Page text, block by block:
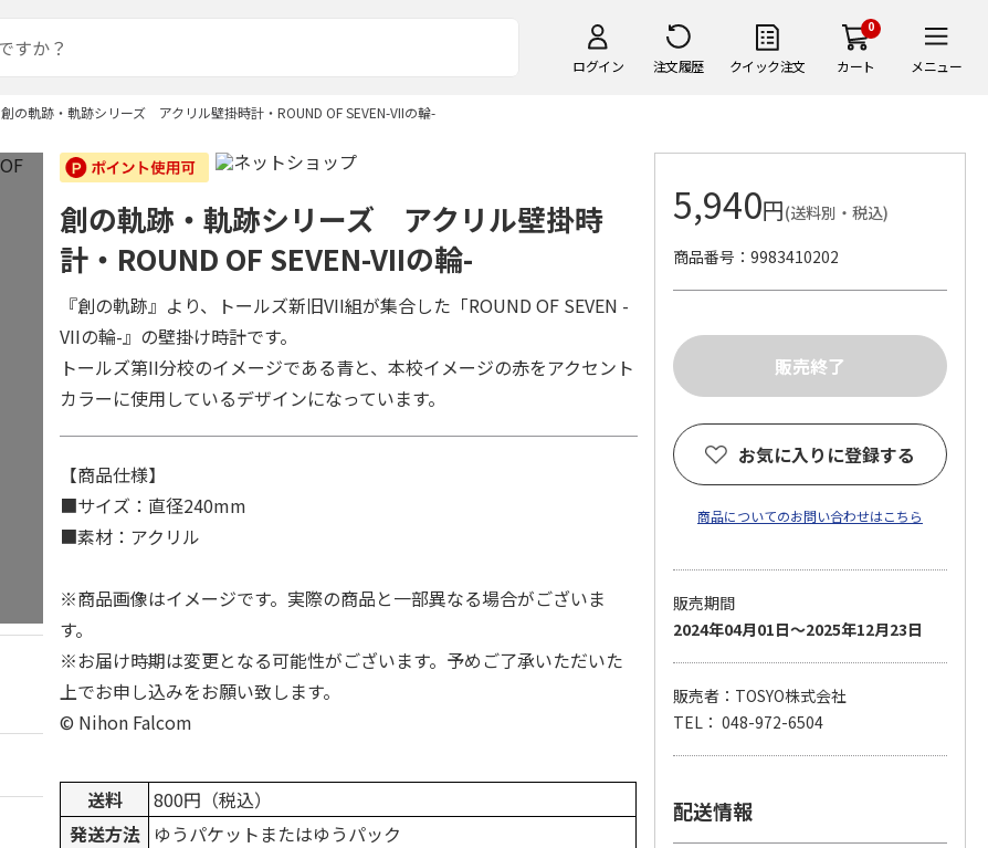
ログイン 注文履歴 クイック注文
0
カート メニュー
創の軌跡・軌跡シリーズ アクリル壁掛時計・ROUND OF SEVEN-VIIの輪-
創の軌跡・軌跡シリーズ アクリル壁掛時
計・ROUND OF SEVEN-VIIの輪-
『創の軌跡』より、トールズ新旧VII組が集合した「ROUND OF SEVEN -
VIIの輪-』の壁掛け時計です。
トールズ第II分校のイメージである青と、本校イメージの赤をアクセント
カラーに使用しているデザインになっています。
【商品仕様】
■サイズ：直径240mm
■素材：アクリル
※商品画像はイメージです。実際の商品と一部異なる場合がございま
す。
※お届け時期は変更となる可能性がございます。予めご了承いただいた
上でお申し込みをお願い致します。
© Nihon Falcom
送料
800円（税込）
発送方法 ゆうパケットまたはゆうパック
5,940円(送料別・税込)
商品番号
9983410202
お気に入りに登録する
商品についてのお問い合わせはこちら
販売期間
2024年04月01日～2025年12月23日
販売者：TOSYO株式会社
TEL： 048-972-6504
配送情報